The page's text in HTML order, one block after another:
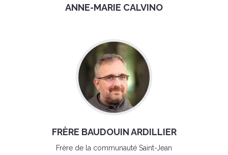
ANNE-MARIE CALVINO
FRÈRE BAUDOUIN ARDILLIER
Frère de la communauté Saint-Jean